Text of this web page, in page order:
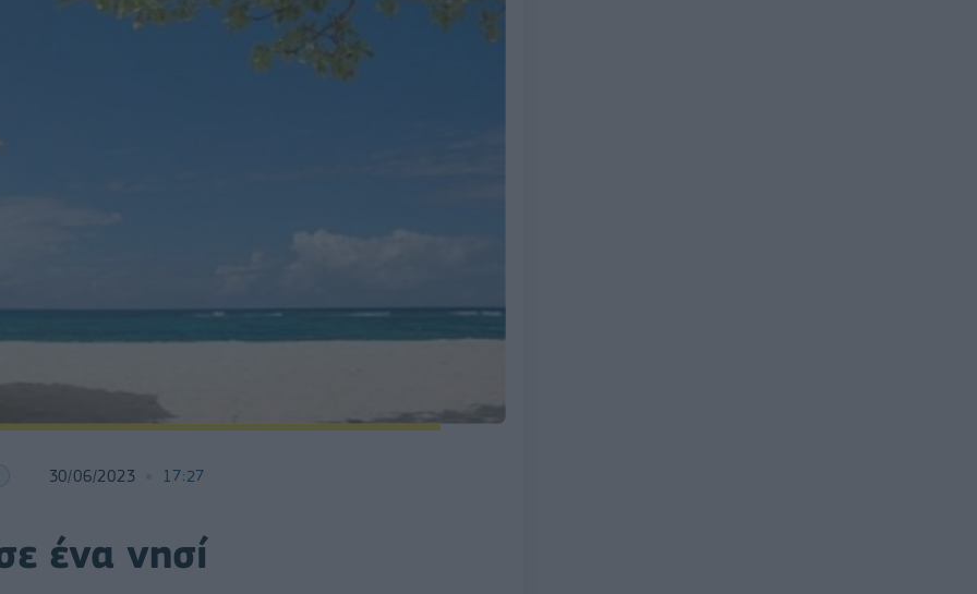
30/06/2023 17:27
ένα νησί